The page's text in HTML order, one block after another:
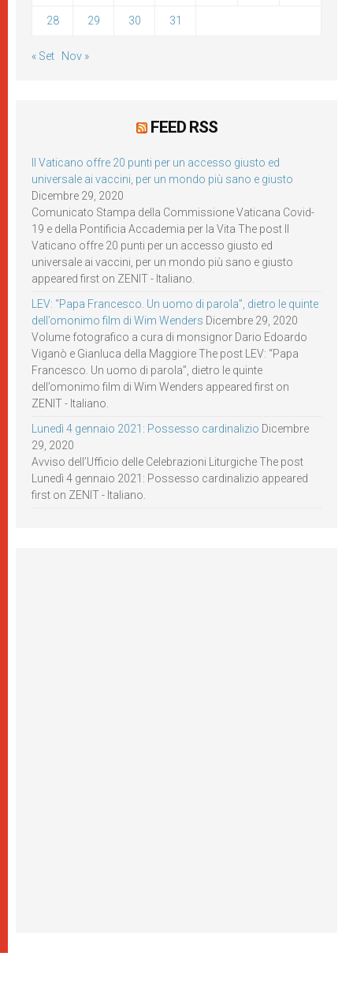
28 29 30 31
« Set Nov »
FEED RSS
Il Vaticano offre 20 punti per un accesso giusto ed
universale ai vaccini, per un mondo più sano e giusto
Dicembre 29, 2020
Comunicato Stampa della Commissione Vaticana Covid-
19 e della Pontificia Accademia per la Vita The post Il
Vaticano offre 20 punti per un accesso giusto ed
universale ai vaccini, per un mondo più sano e giusto
appeared first on ZENIT - Italiano.
LEV: “Papa Francesco. Un uomo di parola”, dietro le quinte
dell’omonimo film di Wim Wenders Dicembre 29, 2020
Volume fotografico a cura di monsignor Dario Edoardo
Viganò e Gianluca della Maggiore The post LEV: “Papa
Francesco. Un uomo di parola”, dietro le quinte
dell’omonimo film di Wim Wenders appeared first on
ZENIT - Italiano.
Lunedì 4 gennaio 2021: Possesso cardinalizio Dicembre
29, 2020
Avviso dell’Ufficio delle Celebrazioni Liturgiche The post
Lunedì 4 gennaio 2021: Possesso cardinalizio appeared
first on ZENIT - Italiano.